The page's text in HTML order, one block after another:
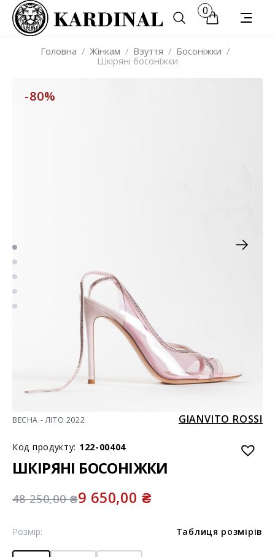
0
Головна / Жінкам / Взуття / Босоніжки /
Шкіряні босоніжки
-80%
ВЕСНА - ЛІТО 2022 GIANVITO ROSSI
Код продукту: 122-00404
ШКІРЯНІ БОСОНІЖКИ
48 250,00₴9 650,00₴
Розмір: Таблиця розмірів